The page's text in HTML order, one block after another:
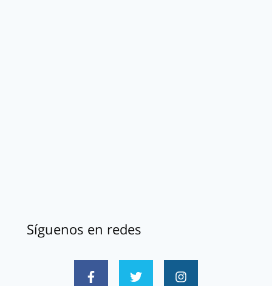
Síguenos en redes